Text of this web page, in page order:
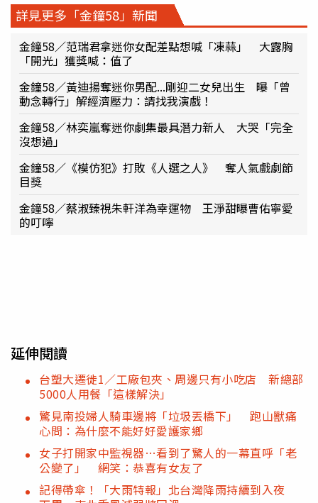
詳見更多「金鐘58」新聞
金鐘58／范瑞君拿迷你女配差點想喊「凍蒜」 大露胸
「開光」獲獎喊：值了
金鐘58／黃迪揚奪迷你男配...剛迎二女兒出生 曝「曾
動念轉行」解經濟壓力：請找我演戲！
金鐘58／林奕嵐奪迷你劇集最具潛力新人 大哭「完全
沒想過」
金鐘58／《模仿犯》打敗《人選之人》 奪人氣戲劇節
目獎
金鐘58／蔡淑臻視朱軒洋為幸運物 王淨甜曝曹佑寧愛
的叮嚀
延伸閱讀
台塑大遷徙1／工廠包夾、周邊只有小吃店 新總部
5000人用餐「這樣解決」
驚見南投婦人騎車邊將「垃圾丟橋下」 跑山獸痛
心問：為什麼不能好好愛護家鄉
女子打開家中監視器…看到了驚人的一幕直呼「老
公變了」 網笑：恭喜有女友了
記得帶傘！「大雨特報」北台灣降雨持續到入夜